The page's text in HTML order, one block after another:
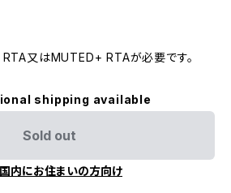
又はMUTED+ RTAが必要です。
shipping available
Sold out
内にお住まいの方向け